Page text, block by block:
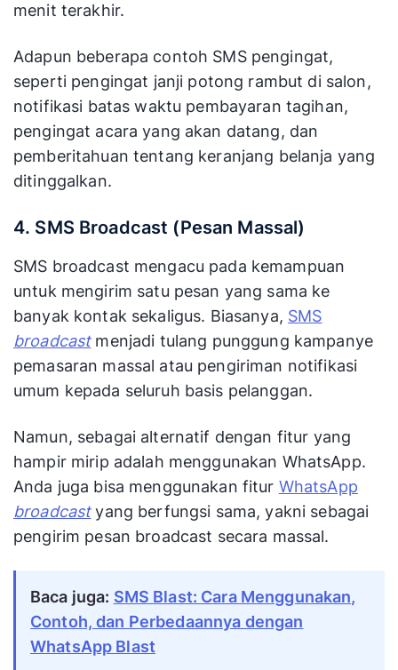
menit terakhir.
Adapun beberapa contoh SMS pengingat,
seperti pengingat janji potong rambut di salon,
notifikasi batas waktu pembayaran tagihan,
pengingat acara yang akan datang, dan
pemberitahuan tentang keranjang belanja yang
ditinggalkan.
4. SMS Broadcast (Pesan Massal)
SMS broadcast mengacu pada kemampuan
untuk mengirim satu pesan yang sama ke
banyak kontak sekaligus. Biasanya, SMS
broadcast menjadi tulang punggung kampanye
pemasaran massal atau pengiriman notifikasi
umum kepada seluruh basis pelanggan.
Namun, sebagai alternatif dengan fitur yang
hampir mirip adalah menggunakan WhatsApp.
Anda juga bisa menggunakan fitur WhatsApp
broadcast yang berfungsi sama, yakni sebagai
pengirim pesan broadcast secara massal.
Baca juga: SMS Blast: Cara Menggunakan,
Contoh, dan Perbedaannya dengan
WhatsApp Blast